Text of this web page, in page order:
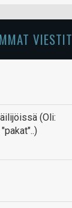
VIESTIT
(Oli: